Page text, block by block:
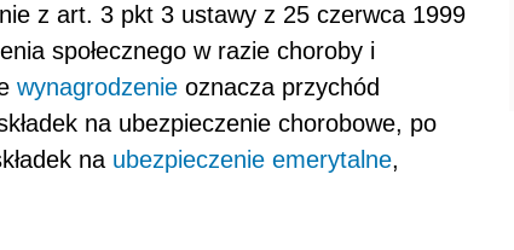
z art. 3 pkt 3 ustawy z 25 czerwca 1999
społecznego w razie choroby i
wynagrodzenie oznacza przychód
na ubezpieczenie chorobowe, po
na ubezpieczenie emerytalne,